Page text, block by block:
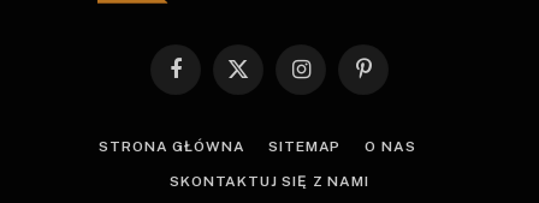
Facebook
X
InstagramPinterest
STRONA GŁÓWNA SITEMAP O NAS
SKONTAKTUJ SIĘ Z NAMI